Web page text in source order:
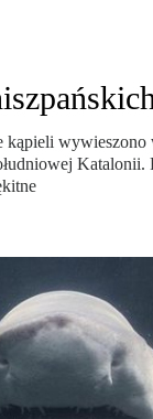
kąpieli wywieszono
Katalonii.